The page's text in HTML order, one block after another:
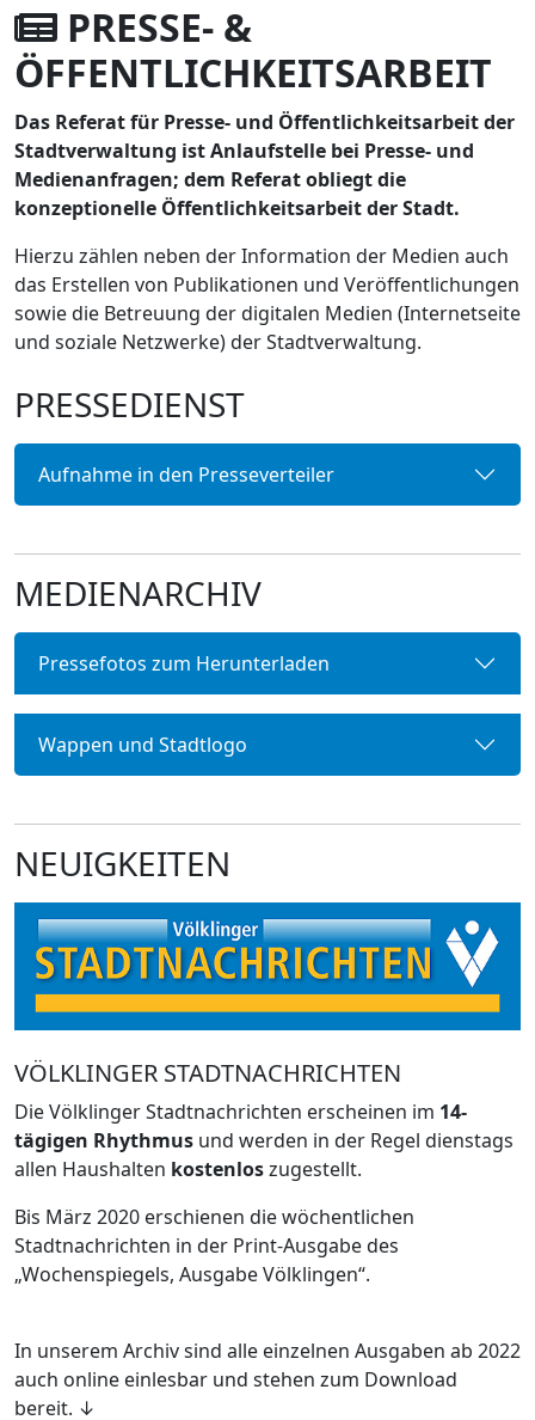
PRESSE- &
ÖFFENTLICHKEITSARBEIT
Das Referat für Presse- und Öffentlichkeitsarbeit der
Stadtverwaltung ist Anlaufstelle bei Presse- und
Medienanfragen; dem Referat obliegt die
konzeptionelle Öffentlichkeitsarbeit der Stadt.
Hierzu zählen neben der Information der Medien auch
das Erstellen von Publikationen und Veröffentlichungen
sowie die Betreuung der digitalen Medien (Internetseite
und soziale Netzwerke) der Stadtverwaltung.
PRESSEDIENST
Aufnahme in den Presseverteiler
MEDIENARCHIV
Pressefotos zum Herunterladen
Wappen und Stadtlogo
NEUIGKEITEN
VÖLKLINGER STADTNACHRICHTEN
Die Völklinger Stadtnachrichten erscheinen im 14-
tägigen Rhythmus und werden in der Regel dienstags
allen Haushalten kostenloszugestellt.
Bis März 2020 erschienen die wöchentlichen
Stadtnachrichten in der Print-Ausgabe des
„Wochenspiegels, Ausgabe Völklingen“.
In unserem Archiv sind alle einzelnen Ausgaben ab 2022
auch online einlesbar und stehen zum Download
bereit. ↓